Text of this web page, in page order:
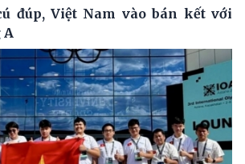
đúp, Việt Nam vào bán kết với
A